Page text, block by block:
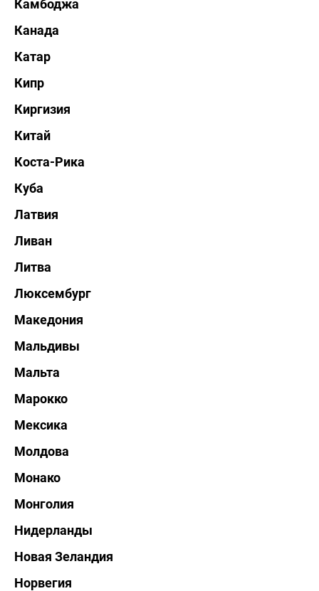
Камбоджа
Канада
Катар
Кипр
Киргизия
Китай
Коста-Рика
Куба
Латвия
Ливан
Литва
Люксембург
Македония
Мальдивы
Мальта
Марокко
Мексика
Молдова
Монако
Монголия
Нидерланды
Новая Зеландия
Норвегия